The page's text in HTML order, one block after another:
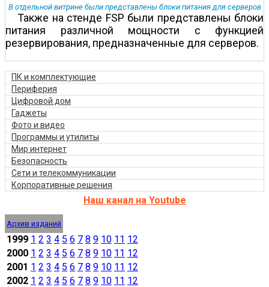
В отдельной витрине были представлены блоки питания для серверов
Также на стенде FSP были представлены блоки
питания различной мощности с функцией
резервирования, предназначенные для серверов.
ПК и комплектующие
Периферия
Цифровой дом
Гаджеты
Фото и видео
Программы и утилиты
Мир интернет
Безопасность
Сети и телекоммуникации
Корпоративные решения
Наш канал на Youtube
Архив изданий
1999 1 2 3 4 5 6 7 8 9 10 11 12
2000 1 2 3 4 5 6 7 8 9 10 11 12
2001 1 2 3 4 5 6 7 8 9 10 11 12
2002 1 2 3 4 5 6 7 8 9 10 11 12